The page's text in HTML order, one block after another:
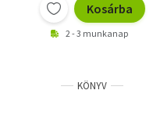
Kosárba
2 - 3 munkanap
KÖNYV